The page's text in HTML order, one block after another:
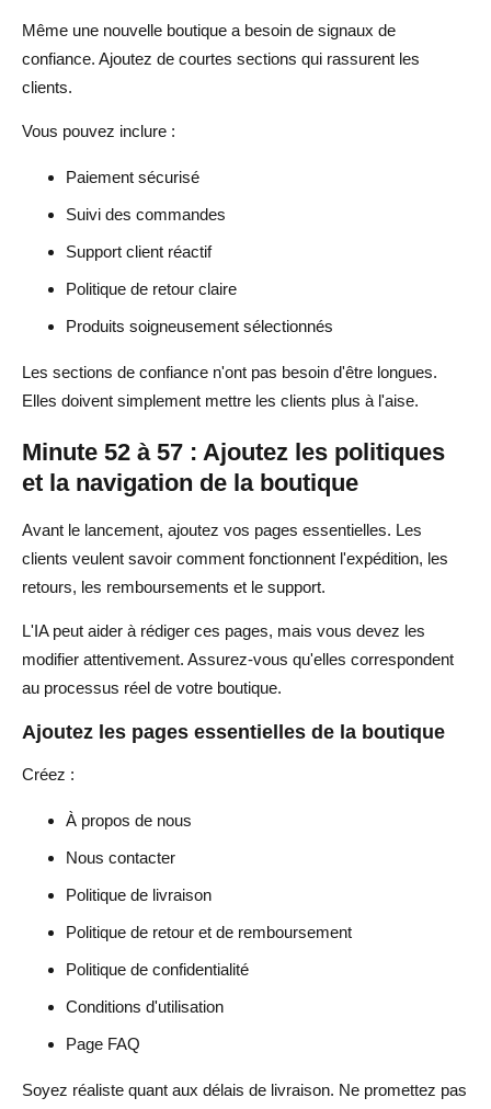
Même une nouvelle boutique a besoin de signaux de
confiance. Ajoutez de courtes sections qui rassurent les
clients.
Vous pouvez inclure :
Paiement sécurisé
Suivi des commandes
Support client réactif
Politique de retour claire
Produits soigneusement sélectionnés
Les sections de confiance n'ont pas besoin d'être longues.
Elles doivent simplement mettre les clients plus à l'aise.
Minute 52 à 57 : Ajoutez les politiques
et la navigation de la boutique
Avant le lancement, ajoutez vos pages essentielles. Les
clients veulent savoir comment fonctionnent l'expédition, les
retours, les remboursements et le support.
L'IA peut aider à rédiger ces pages, mais vous devez les
modifier attentivement. Assurez-vous qu'elles correspondent
au processus réel de votre boutique.
Ajoutez les pages essentielles de la boutique
Créez :
À propos de nous
Nous contacter
Politique de livraison
Politique de retour et de remboursement
Politique de confidentialité
Conditions d'utilisation
Page FAQ
Soyez réaliste quant aux délais de livraison. Ne promettez pas